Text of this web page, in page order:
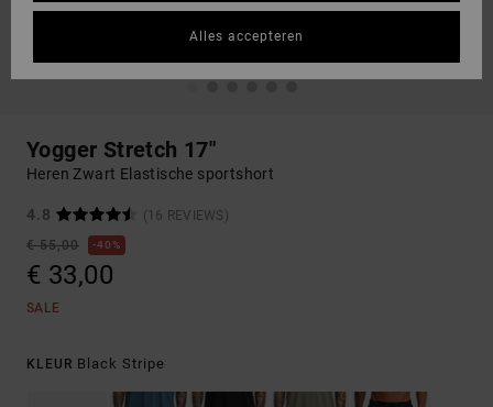
Yogger Stretch 17"
Heren Zwart Elastische sportshort
4.8
(16 REVIEWS)
€ 55,00
40%
€ 33,00
SALE
KLEUR Black Stripe
Alles accepteren